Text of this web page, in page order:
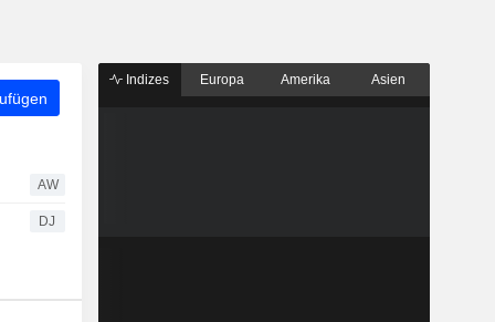
AW
DJ
Indizes Europa Amerika Asien